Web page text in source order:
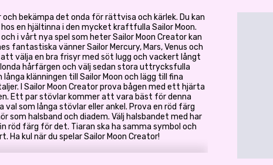
bekämpa det onda för rättvisa och kärlek. Du kan
en hjältinna i den mycket kraftfulla Sailor Moon.
i vårt nya spel som heter Sailor Moon Creator kan
fantastiska vänner Sailor Mercury, Mars, Venus och
välja en bra frisyr med söt lugg och vackert långt
hårfärgen och välj sedan stora uttrycksfulla
långa klänningen till Sailor Moon och lägg till fina
I Sailor Moon Creator prova bågen med ett hjärta
Ett par stövlar kommer att vara bäst för denna
val som långa stövlar eller ankel. Prova en röd färg
som halsband och diadem. Välj halsbandet med har
röd färg för det. Tiaran ska ha samma symbol och
Ha kul när du spelar Sailor Moon Creator!